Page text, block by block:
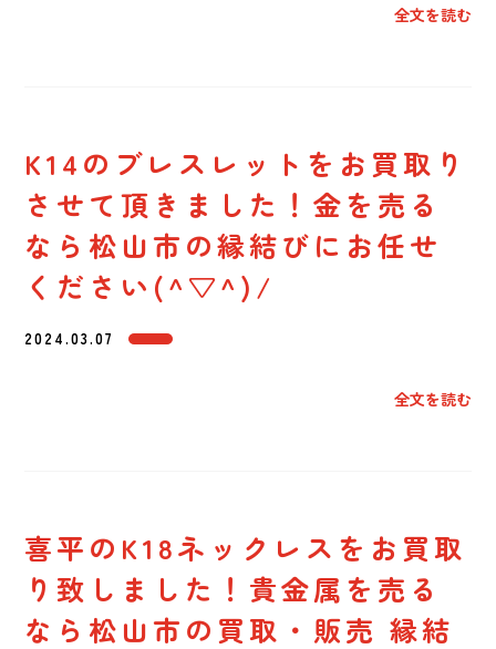
全文を読む
K14のブレスレットをお買取り
させて頂きました！金を売る
なら松山市の縁結びにお任せ
ください(^▽^)/
2024.03.07
全文を読む
喜平のK18ネックレスをお買取
り致しました！貴金属を売る
なら松山市の買取・販売 縁結